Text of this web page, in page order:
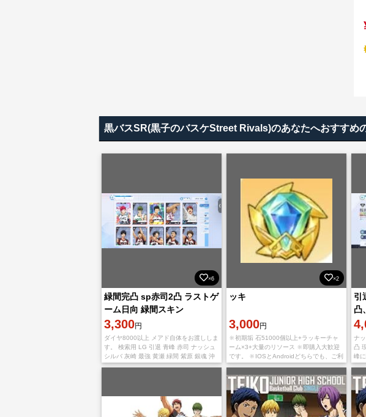
黒バスSR(黒子のバスケStreet Rivals)のあなたへおすすめ
×6
緑間完凸 sp赤司2凸 ラストゲ
ーム日向 緑間スキン
3,300円
ダイヤ8000以上 メアド自体をお渡ししま
す。 検索用 LG 引退 青峰 赤司 ナッシュ
シルバ 灰崎 最強 黄瀬 緑間 紫原 銀魂 沖
田 土方 銀時 神楽
×2
ッキ
3,000円
🔆初期垢 石51000個以上+ラッキーチャ
ーム×3+大量のリソース 🔆即購入大歓迎
です。 🔆IOSとAndroidどちらでも、ご利
用いただけます。 🔆ご入金確認後に、未
設定データ連携用のGoogl
引
凸
ナ
凸
峰
回
思